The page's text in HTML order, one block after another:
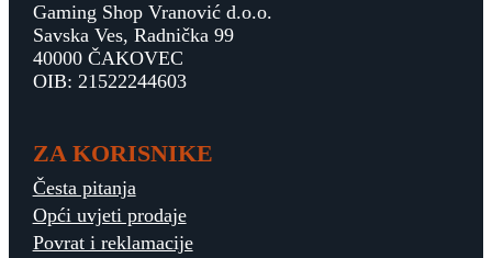
Gaming Shop Vranović d.o.o.
Savska Ves, Radnička 99
40000 ČAKOVEC
OIB: 21522244603
ZA KORISNIKE
Česta pitanja
Opći uvjeti prodaje
Povrat i reklamacije